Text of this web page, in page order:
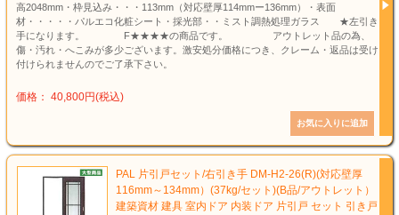
高2048mm・枠見込み・・・113mm（対応壁厚114mmー136mm）・表面
材・・・・・パルエコ化粧シート・採光部・・ミスト調熱処理ガラス ★左引き
手になります。 F★★★★の商品です。 アウトレット品の為、
傷・汚れ・へこみが多少ございます。激安処分価格につき、クレーム・返品は受け
付けられませんのでご了承下さい。
価格： 40,800円(税込)
PAL 片引戸セット/右引き手 DM-H2-26(R)(対応壁厚
116mm～134mm）(37kg/セット)(B品/アウトレット）
建築資材 建具 室内ドア 内装ドア 片引戸 セット 引き戸